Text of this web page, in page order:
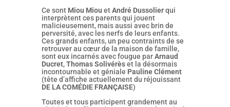
Ce sont Miou Miou etAndré Dussolierqui
interprètent ces parents qui jouent
malicieusement, mais aussi avec brin de
perversité, avec les nerfs de leurs enfants.
Ces grands enfants, un peu contraints de se
retrouver au cœur de la maison de famille,
sont eux incarnés avec fougue parArnaud
Ducret,Thomas Solivérèset la désormais
incontournable et géniale Pauline Clément
(tête d’affiche actuellement du réjouissant
DE LA COMÉDIE FRANÇAISE)
Toutes et tous participent grandement au